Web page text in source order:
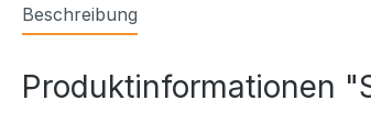
Beschreibung
Produktinformationen